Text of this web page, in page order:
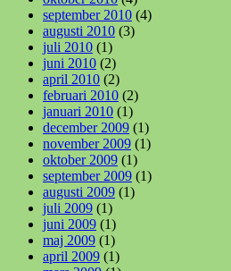
september 2010 (4)
augusti 2010 (3)
juli 2010 (1)
juni 2010 (2)
april 2010 (2)
februari 2010 (2)
januari 2010 (1)
december 2009 (1)
november 2009 (1)
oktober 2009 (1)
september 2009 (1)
augusti 2009 (1)
juli 2009 (1)
juni 2009 (1)
maj 2009 (1)
april 2009 (1)